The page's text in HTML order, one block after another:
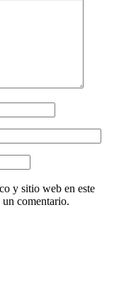
y sitio web en este
comentario.